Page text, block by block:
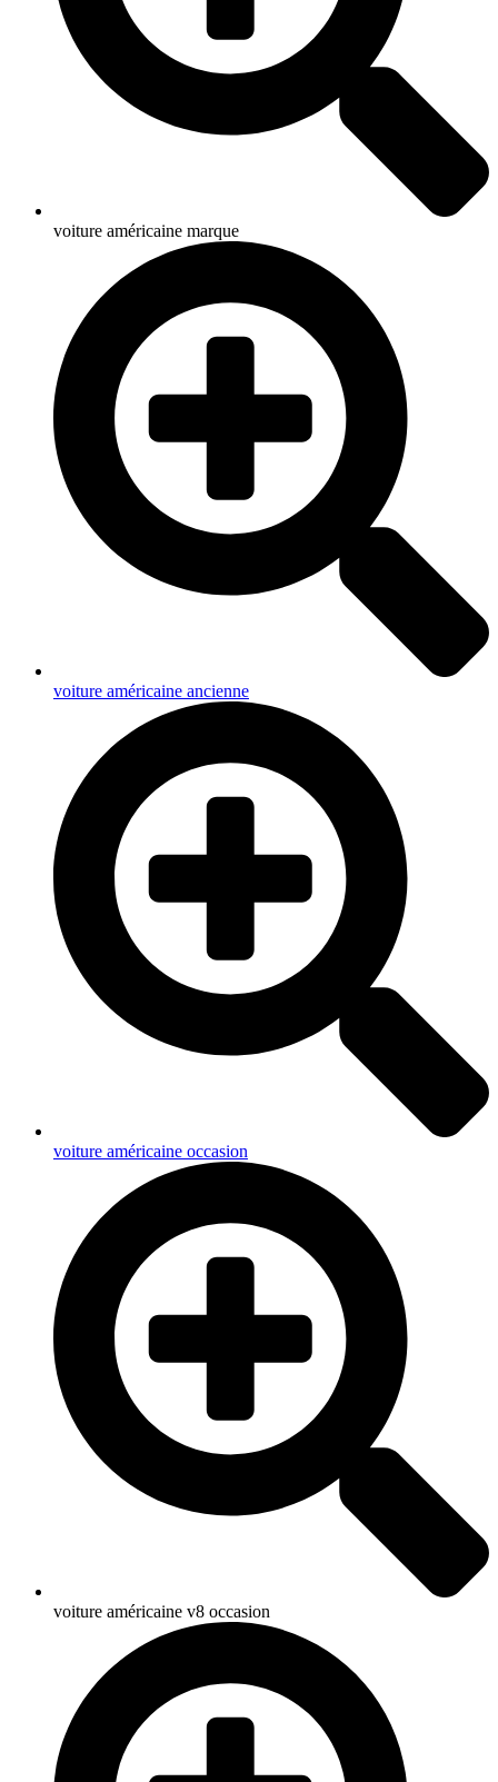
voiture américaine marque
voiture américaine ancienne
voiture américaine occasion
voiture américaine v8 occasion